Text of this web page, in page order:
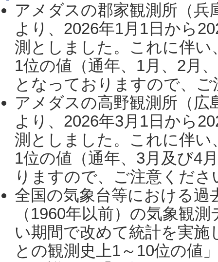
アメダスの郡家観測所（
より、2026年1月1日から
測としました。これに伴い
1位の値（通年、1月、2月
となっておりますので、
アメダスの高野観測所（
より、2026年3月1日から
測としました。これに伴い
1位の値（通年、3月及び4
りますので、ご注意くだ
全国の気象台等における過
（1960年以前）の気象観
い期間で改めて統計を実
との観測史上1～10位の値